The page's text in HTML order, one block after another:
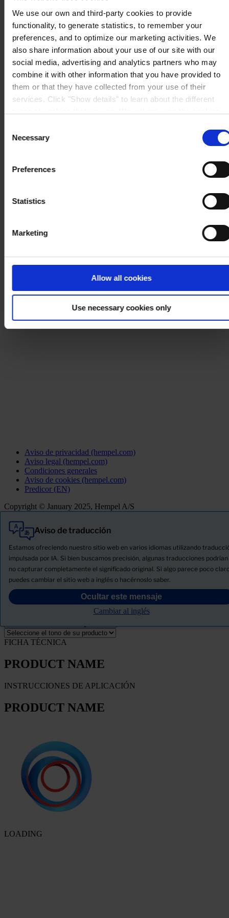
We use our own and third-party cookies to provide
functionality, to generate statistics, to remember your
preferences, and to optimize our marketing activities. We
also share information about your use of our site with our
social media, advertising and analytics partners who may
combine it with other information that you have provided to
them or that they have collected from your use of their
services. Click "Show details" to learn about the different
cookies after having received your consent. You may
withdraw your consent at any time by using the link in our
. If you would like to know more how we
process your personal data, please visit our
Selection
Necessary
Preferences
Statistics
Marketing
Allow all cookies
Use necessary cookies only
Aviso de privacidad (hempel.com)
Aviso legal (hempel.com)
Condiciones generales
Aviso de cookies (hempel.com)
Predicor (EN)
Copyright © January 2025, Hempel A/S
Aviso de traducción
Estamos ofreciendo nuestro sitio web en varios idiomas utilizando
impulsada por IA. Si bien buscamos precisión, algunas traducciones podrían
no capturar completamente el significado original. Si algo parece poco
puedes cambiar el sitio web a inglés o hacérnoslo saber.
Ocultar este mensaje
Cambiar al inglés
Todo
Productos
Descargue la ficha de seguridad del producto
PRODUCT NAME
FICHA TÉCNICA
PRODUCT NAME
INSTRUCCIONES DE APLICACIÓN
PRODUCT NAME
LOADING